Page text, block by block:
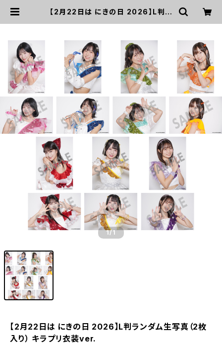
【2月22日は にきの日 2026】L判ラ
1/1
【2月22日は にきの日 2026】L判ランダム生写真（2枚
入り） キラプリ衣装ver.